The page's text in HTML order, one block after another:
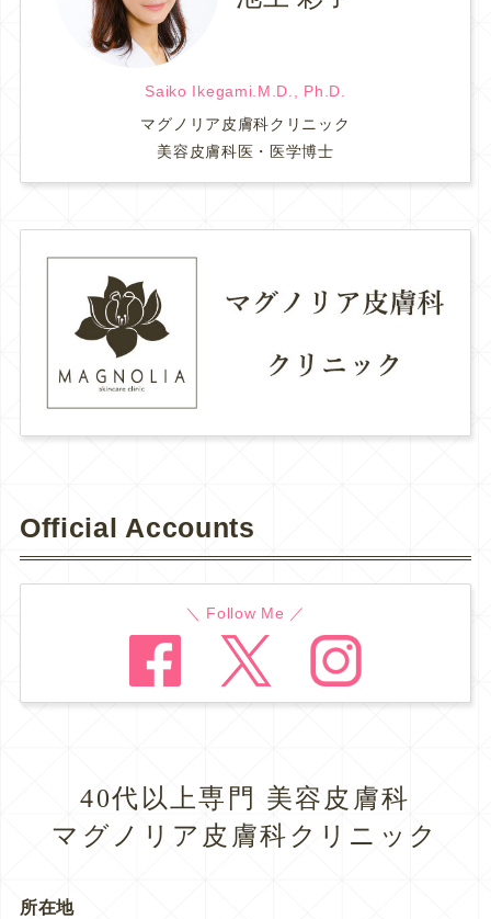
Saiko Ikegami.M.D., Ph.D.
マグノリア皮膚科クリニック
美容皮膚科医・医学博士
Official Accounts
＼ Follow Me ／
40代以上専門 美容皮膚科
マグノリア皮膚科クリニック
所在地